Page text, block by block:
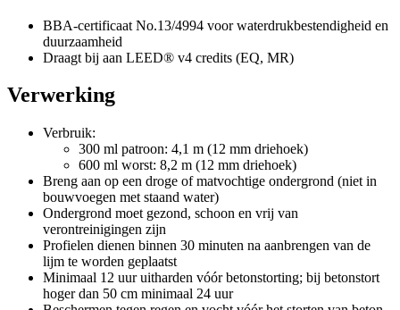
BBA-certificaat No.13/4994 voor waterdrukbestendigheid en
duurzaamheid
Draagt bij aan LEED® v4 credits (EQ, MR)
Verwerking
Verbruik:
300 ml patroon: 4,1 m (12 mm driehoek)
600 ml worst: 8,2 m (12 mm driehoek)
Breng aan op een droge of matvochtige ondergrond (niet in
bouwvoegen met staand water)
Ondergrond moet gezond, schoon en vrij van
verontreinigingen zijn
Profielen dienen binnen 30 minuten na aanbrengen van de
lijm te worden geplaatst
Minimaal 12 uur uitharden vóór betonstorting; bij betonstort
hoger dan 50 cm minimaal 24 uur